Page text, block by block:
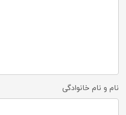
نام و نام خانوادگی